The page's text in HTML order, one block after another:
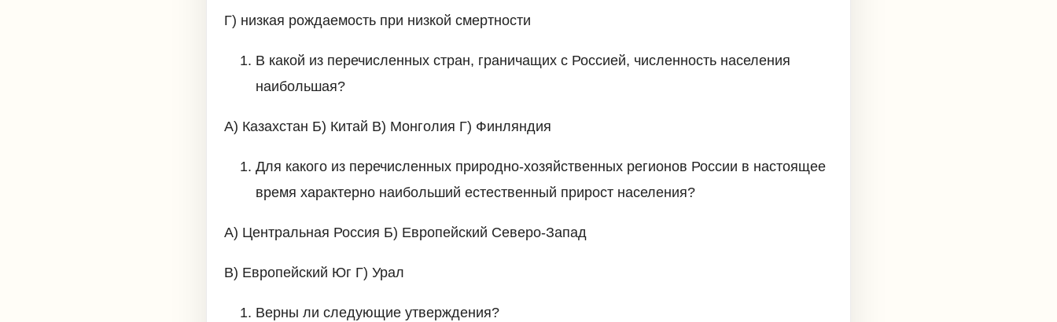
Г) низкая рождаемость при низкой смертности
В какой из перечисленных стран, граничащих с Россией, численность населения
наибольшая?
А) Казахстан Б) Китай В) Монголия Г) Финляндия
Для какого из перечисленных природно-хозяйственных регионов России в настоящее
время характерно наибольший естественный прирост населения?
А) Центральная Россия Б) Европейский Северо-Запад
В) Европейский Юг Г) Урал
Верны ли следующие утверждения?